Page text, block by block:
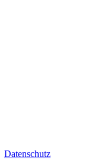
Datenschutz